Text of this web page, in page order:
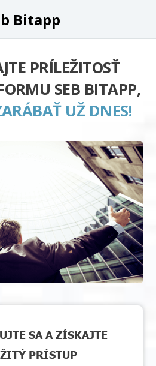
Bitapp
PRÍLEŽITOSŤ
SEB BITAPP,
UŽ DNES!
SA A ZÍSKAJTE
PRÍSTUP